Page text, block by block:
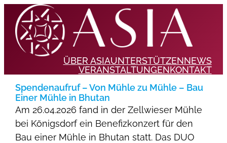
ÜBER ASIAUNTERSTÜTZENNEWS
VERANSTALTUNGENKONTAKT
Spendenaufruf – Von Mühle zu Mühle – Bau
Einer Mühle in Bhutan
Am 26.04.2026 fand in der Zellwieser Mühle
bei Königsdorf ein Benefizkonzert für den
Bau einer Mühle in Bhutan statt. Das DUO